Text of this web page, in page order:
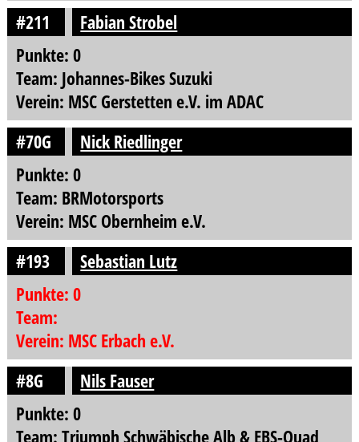
#211
Fabian Strobel
Punkte: 0
Team: Johannes-Bikes Suzuki
Verein: MSC Gerstetten e.V. im ADAC
#70G
Nick Riedlinger
Punkte: 0
Team: BRMotorsports
Verein: MSC Obernheim e.V.
#193
Sebastian Lutz
Punkte: 0
Team:
Verein: MSC Erbach e.V.
#8G
Nils Fauser
Punkte: 0
Team: Triumph Schwäbische Alb & EBS-Quad